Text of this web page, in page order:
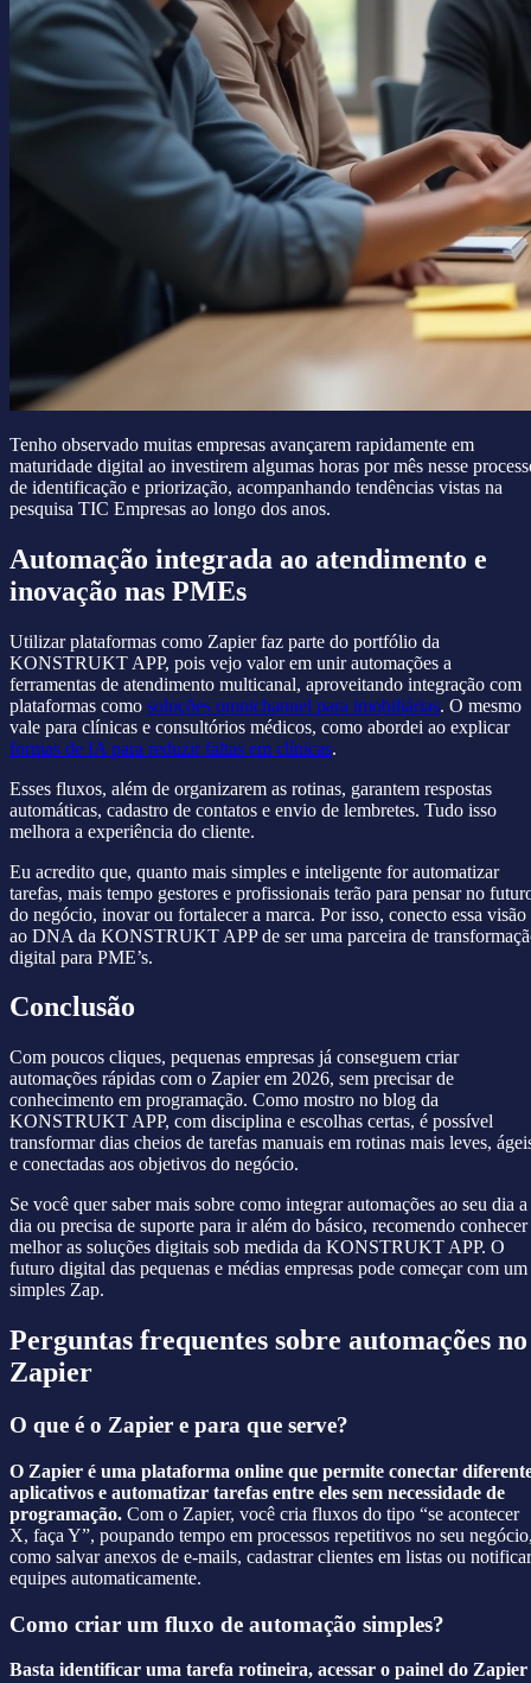
Tenho observado muitas empresas avançarem rapidamente em
maturidade digital ao investirem algumas horas por mês nesse
de identificação e priorização, acompanhando tendências vistas na
pesquisa TIC Empresas ao longo dos anos.
Automação integrada ao atendimento e
inovação nas PMEs
Utilizar plataformas como Zapier faz parte do portfólio da
KONSTRUKT APP, pois vejo valor em unir automações a
ferramentas de atendimento multicanal, aproveitando integração com
plataformas como soluções omnichannel para imobiliárias. O mesmo
vale para clínicas e consultórios médicos, como abordei ao explicar
formas de IA para reduzir faltas em clínicas.
Esses fluxos, além de organizarem as rotinas, garantem respostas
automáticas, cadastro de contatos e envio de lembretes. Tudo isso
melhora a experiência do cliente.
Eu acredito que, quanto mais simples e inteligente for automatizar
tarefas, mais tempo gestores e profissionais terão para pensar no
do negócio, inovar ou fortalecer a marca. Por isso, conecto essa visão
ao DNA da KONSTRUKT APP de ser uma parceira de
digital para PME’s.
Conclusão
Com poucos cliques, pequenas empresas já conseguem criar
automações rápidas com o Zapier em 2026, sem precisar de
conhecimento em programação. Como mostro no blog da
KONSTRUKT APP, com disciplina e escolhas certas, é possível
transformar dias cheios de tarefas manuais em rotinas mais leves,
e conectadas aos objetivos do negócio.
Se você quer saber mais sobre como integrar automações ao seu dia a
dia ou precisa de suporte para ir além do básico, recomendo conhecer
melhor as soluções digitais sob medida da KONSTRUKT APP. O
futuro digital das pequenas e médias empresas pode começar com um
simples Zap.
Perguntas frequentes sobre automações no
Zapier
O que é o Zapier e para que serve?
O Zapier é uma plataforma online que permite conectar
aplicativos e automatizar tarefas entre eles sem necessidade de
programação. Com o Zapier, você cria fluxos do tipo “se acontecer
X, faça Y”, poupando tempo em processos repetitivos no seu
como salvar anexos de e-mails, cadastrar clientes em listas ou notificar
equipes automaticamente.
Como criar um fluxo de automação simples?
Basta identificar uma tarefa rotineira, acessar o painel do Zapier